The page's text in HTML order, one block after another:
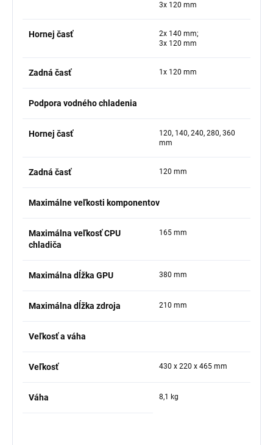
3x 120 mm
Hornej časť
2x 140 mm;
3x 120 mm
Zadná časť 1x 120 mm
Podpora vodného chladenia
Hornej časť
120, 140, 240, 280, 360
mm
Zadná časť 120 mm
Maximálne veľkosti komponentov
Maximálna veľkosť CPU
chladiča
165 mm
Maximálna dĺžka GPU 380 mm
Maximálna dĺžka zdroja 210 mm
Veľkosť a váha
Veľkosť 430 x 220 x 465 mm
Váha 8,1 kg